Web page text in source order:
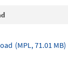
(MPL, 71.01 MB)